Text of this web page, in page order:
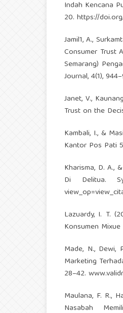
Indah Kencana
20. https://
Jamil1, A.,
Consumer Trust
Semarang)
Journal, 4(1),
Janet, V.,
Trust on the
Kambali, I., &
Kantor Pos Pati
Kharisma, D. A.,
Di Delitua.
Lazuardy, I. T.
Konsumen
Made, N., Dewi,
Marketing
28–42.
Maulana, F. R.,
Nasabah